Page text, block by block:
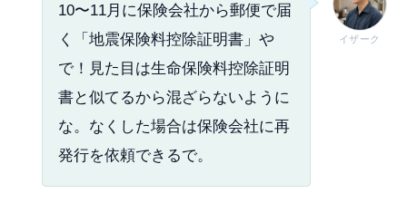
イザーク
10〜11月に保険会社から郵便で届
く「地震保険料控除証明書」や
で！見た目は生命保険料控除証明
書と似てるから混ざらないように
な。なくした場合は保険会社に再
発行を依頼できるで。